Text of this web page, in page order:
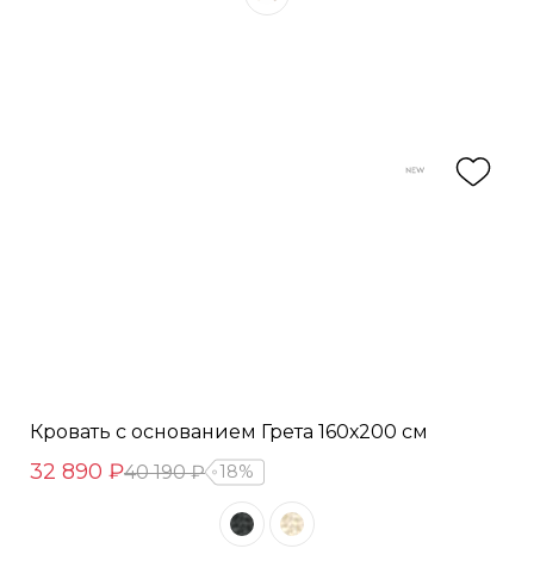
Кровать с основанием Грета 160х200 см
32 890 ₽40 190 ₽ 18%